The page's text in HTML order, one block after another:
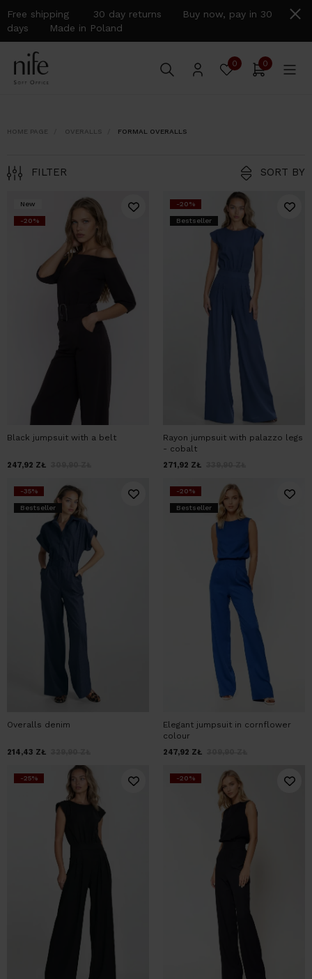
Free shipping 30 day returns Buy now, pay in 30
days Made in Poland
0 0
HOME PAGE OVERALLS FORMAL OVERALLS
FILTER SORT BY
New
-20%
Black jumpsuit with a belt
247,92 ZŁ
-20%
Bestseller
Rayon jumpsuit with palazzo legs
- cobalt
271,92 ZŁ
-35%
Bestseller
Overalls denim
214,43 ZŁ
-20%
Bestseller
Elegant jumpsuit in cornflower
colour
247,92 ZŁ
-25% -20%